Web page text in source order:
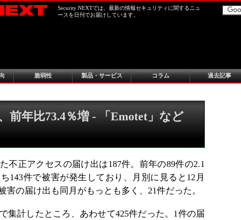
Security NEXTでは、最新の情報セキュリティに関するニュ
ースを日刊でお届けしています。
脆弱性 製品・サービス コラム 過去記事
前年比73.4％増 - 「Emotet」など
不正アクセスの届け出は187件。前年の89件の2.1
143件で被害が発生しており、月別に見ると12月
害の届け出も同月がもっとも多く、21件だった。
集計したところ、あわせて425件だった。1件の届